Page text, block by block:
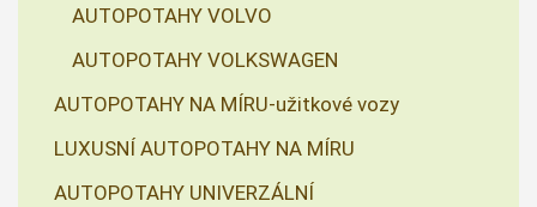
AUTOPOTAHY VOLVO
AUTOPOTAHY VOLKSWAGEN
AUTOPOTAHY NA MÍRU-užitkové vozy
LUXUSNÍ AUTOPOTAHY NA MÍRU
AUTOPOTAHY UNIVERZÁLNÍ